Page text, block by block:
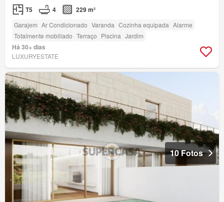
T5 4 229 m²
Garajem Ar Condicionado Varanda Cozinha equipada Alarme
Totalmente mobiliado Terraço Piscina Jardim
Há 30+ dias
LUXURYESTATE
10 Fotos